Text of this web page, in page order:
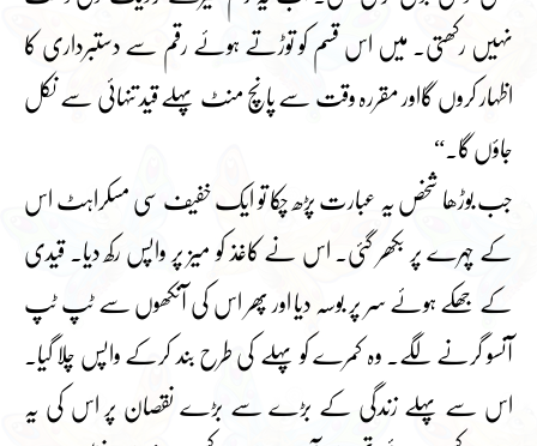
نہیں رکھتی۔ میں اس قسم کو توڑتے ہوئے رقم سے دستبرداری کا
اظہار کروں گااور مقررہ وقت سے پانچ منٹ پہلے قید تنہائی سے نکل
جاؤں گا۔“
جب بوڑھا شخص یہ عبارت پڑھ چکا تو ایک خفیف سی مسکراہٹ اس
کے چہرے پر بکھر گئی۔ اس نے کاغذ کو میز پر واپس رکھ دیا۔ قیدی
کے جھکے ہوئے سر پر بوسہ دیا اور پھر اس کی آنکھوں سے ٹپ ٹپ
آنسو گرنے لگے۔ وہ کمرے کو پہلے کی طرح بند کرکے واپس چلا گیا۔
اس سے پہلے زندگی کے بڑے سے بڑے نقصان پر اس کی یہ